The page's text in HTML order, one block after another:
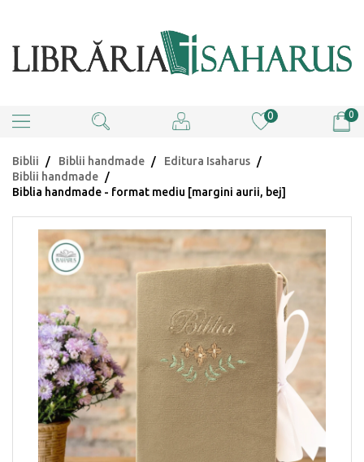
0 0
Biblii Biblii handmade
Editura Isaharus
Biblii handmade
Biblia handmade - format mediu [margini aurii, bej]